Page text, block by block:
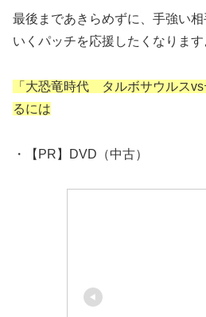
最後まであきらめずに、手強い
いくパッチを応援したくなります
「大恐竜時代 タルボサウルス
るには
・【PR】DVD（中古）